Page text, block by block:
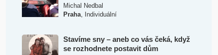
Michal Nedbal
Praha, Individuální
Stavíme sny – aneb co vás čeká, když
se rozhodnete postavit dům